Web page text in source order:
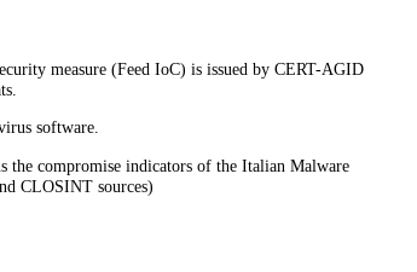
measure (Feed IoC) is issued by CERT-AGID
software.
compromise indicators of the Italian Malware
CLOSINT sources)